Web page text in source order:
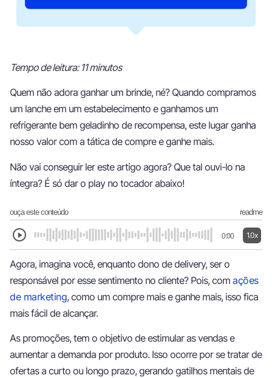
Tempo de leitura: 11 minutos
Quem não adora ganhar um brinde, né? Quando compramos
um lanche em um estabelecimento e ganhamos um
refrigerante bem geladinho de recompensa, este lugar ganha
nosso valor com a tática de compre e ganhe mais.
Não vai conseguir ler este artigo agora? Que tal ouvi-lo na
íntegra? É só dar o play no tocador abaixo!
ouça este conteúdo readme
0:00 1.0x
Agora, imagina você, enquanto dono de delivery, ser o
responsável por esse sentimento no cliente? Pois, com ações
de marketing, como um compre mais e ganhe mais, isso fica
mais fácil de alcançar.
As promoções, tem o objetivo de estimular as vendas e
aumentar a demanda por produto. Isso ocorre por se tratar de
ofertas a curto ou longo prazo, gerando gatilhos mentais de